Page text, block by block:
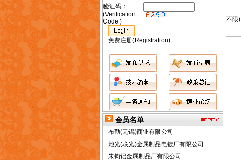
验证码：
(Verification
Code )
免费注册(Registration)
会员名单
布勒(无锡)商业有限公司
池光(联光)金属制品电镀厂有限公司
朱钧记金属制品厂有限公司
不限)